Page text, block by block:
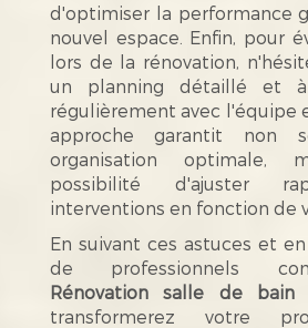
d'optimiser la performance
nouvel espace. Enfin, pour
lors de la rénovation,
un planning détaillé et à
régulièrement avec l'équipe
approche garantit non
organisation optimale,
possibilité d'ajuster
interventions en fonction de
En suivant ces astuces et
de professionnels
Rénovation salle de bain
transformerez votre